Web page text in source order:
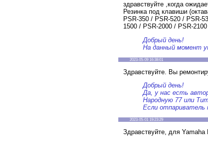
здравствуйте ,когда
Резинка под клавиши
PSR-350 / PSR-520 / PSR-
1500 / PSR-2000 / PSR-
Добрый день!
На данный момент
2023-05-09 16:38:01
Здравствуйте. Вы
Добрый день!
Да, у нас есть
Народную 77 или
Если отпариватель
2023-05-01 19:23:29
Здравствуйте, для